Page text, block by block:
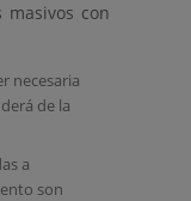
con
necesaria
de la
a
son